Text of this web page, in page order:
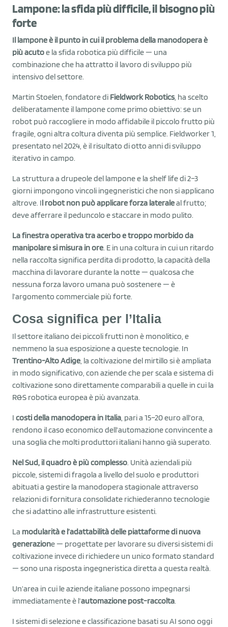
Lampone: la sfida più difficile, il bisogno più
forte
Il lampone è il punto in cui il problema della manodopera è
più acutoe la sfida robotica più difficile — una
combinazione che ha attratto il lavoro di sviluppo più
intensivo del settore.
Martin Stoelen, fondatore di Fieldwork Robotics , ha scelto
deliberatamente il lampone come primo obiettivo: se un
robot può raccogliere in modo affidabile il piccolo frutto più
fragile, ogni altra coltura diventa più semplice. Fieldworker 1,
presentato nel 2024, è il risultato di otto anni di sviluppo
iterativo in campo.
La struttura a drupeole del lampone e la shelf life di 2–3
giorni impongono vincoli ingegneristici che non si applicano
altrove. Il robot non può applicare forza lateraleal frutto;
deve afferrare il peduncolo e staccare in modo pulito.
La finestra operativa tra acerbo e troppo morbido da
manipolare si misura in ore. E in una coltura in cui un ritardo
nella raccolta significa perdita di prodotto, la capacità della
macchina di lavorare durante la notte — qualcosa che
nessuna forza lavoro umana può sostenere — è
l’argomento commerciale più forte.
Cosa significa per l’Italia
Il settore italiano dei piccoli frutti non è monolitico, e
nemmeno la sua esposizione a queste tecnologie. In
Trentino-Alto Adige , la coltivazione del mirtillo si è ampliata
in modo significativo, con aziende che per scala e sistema di
coltivazione sono direttamente comparabili a quelle in cui la
R&S robotica europea è più avanzata.
I costi della manodopera in Italia , pari a 15–20 euro all’ora,
rendono il caso economico dell’automazione convincente a
una soglia che molti produttori italiani hanno già superato.
Nel Sud, il quadro è più complesso. Unità aziendali più
piccole, sistemi di fragola a livello del suolo e produttori
abituati a gestire la manodopera stagionale attraverso
relazioni di fornitura consolidate richiederanno tecnologie
che si adattino alle infrastrutture esistenti.
La modularità e l’adattabilità delle piattaforme di nuova
generazione — progettate per lavorare su diversi sistemi di
coltivazione invece di richiedere un unico formato standard
— sono una risposta ingegneristica diretta a questa realtà.
Un’area in cui le aziende italiane possono impegnarsi
immediatamente è l’automazione post-raccolta.
I sistemi di selezione e classificazione basati su AI sono oggi